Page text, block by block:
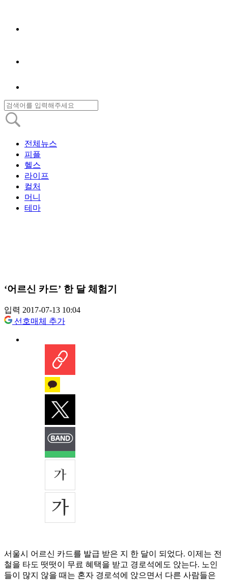
전체뉴스
피플
헬스
라이프
컬처
머니
테마
‘어르신 카드’ 한 달 체험기
입력 2017-07-13 10:04
선호매체 추가
서울시 어르신 카드를 발급 받은 지 한 달이 되었다. 이제는 전
철을 타도 떳떳이 무료 혜택을 받고 경로석에도 앉는다. 노인
들이 많지 않을 때는 혼자 경로석에 앉으면서 다른 사람들은